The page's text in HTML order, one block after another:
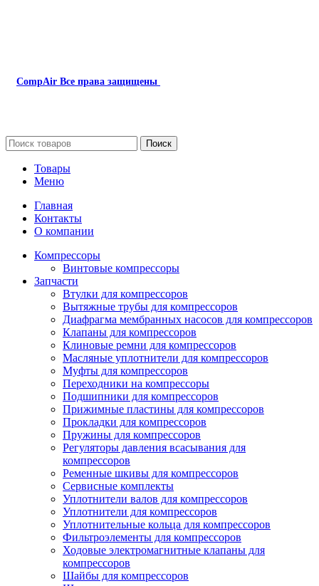
CompAir Все права защищены
Поиск
Товары
Меню
Главная
Контакты
О компании
Компрессоры
Винтовые компрессоры
Запчасти
Втулки для компрессоров
Вытяжные трубы для компрессоров
Диафрагма мембранных насосов для компрессоров
Клапаны для компрессоров
Клиновые ремни для компрессоров
Масляные уплотнители для компрессоров
Муфты для компрессоров
Переходники на компрессоры
Подшипники для компрессоров
Прижимные пластины для компрессоров
Прокладки для компрессоров
Пружины для компрессоров
Регуляторы давления всасывания для
компрессоров
Ременные шкивы для компрессоров
Сервисные комплекты
Уплотнители валов для компрессоров
Уплотнители для компрессоров
Уплотнительные кольца для компрессоров
Фильтроэлементы для компрессоров
Ходовые электромагнитные клапаны для
компрессоров
Шайбы для компрессоров